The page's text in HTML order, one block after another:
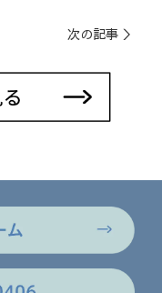
次の記事 ＞